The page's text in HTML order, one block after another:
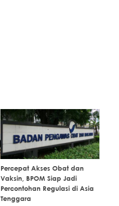
Percepat Akses Obat dan
Vaksin, BPOM Siap Jadi
Percontohan Regulasi di Asia
Tenggara